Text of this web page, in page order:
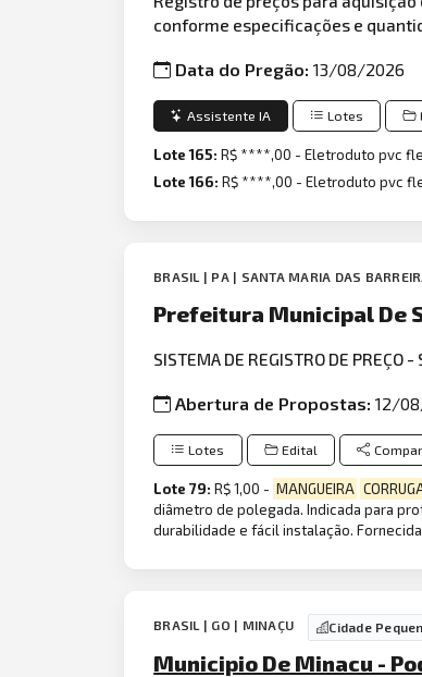
conforme especificações e
Data do Pregão:13/08/2026
Assistente IA Lotes
Lote 165:R$ ****,00 - Eletroduto pvc
Lote 166:R$ ****,00 - Eletroduto pvc
BRASIL | PA | SANTA MARIA DAS
Prefeitura Municipal De
SISTEMA DE REGISTRO DE
Abertura de Propostas:12/
Lotes Edital
Lote 79:R$ 1,00 - MANGUEIRA
diâmetro de polegada. Indicada para
durabilidade e fácil instalação.
BRASIL | GO | MINAÇU Cidade
Municipio De Minacu -